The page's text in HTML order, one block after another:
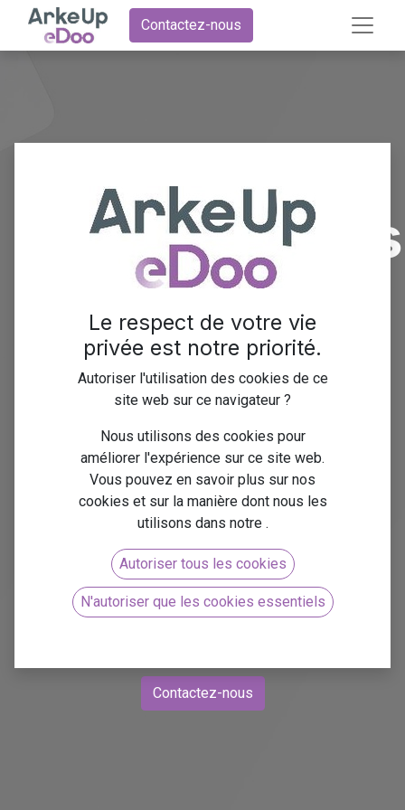
Contactez-nous
Suivi des
performances
et gestion
des coûts
dans la
fabrication
avec Odoo
Contactez-nous
Le respect de votre vie
privée est notre priorité.
Autoriser l'utilisation des cookies de ce
site web sur ce navigateur ?
Nous utilisons des cookies pour
améliorer l'expérience sur ce site web.
Vous pouvez en savoir plus sur nos
cookies et sur la manière dont nous les
utilisons dans notre .
Autoriser tous les cookies
N'autoriser que les cookies essentiels